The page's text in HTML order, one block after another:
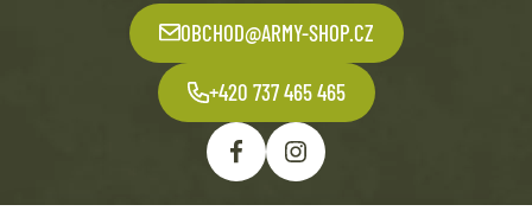
OBCHOD@ARMY-SHOP.CZ
+420 737 465 465